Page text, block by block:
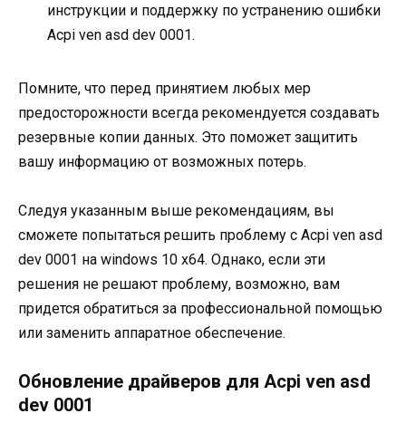
инструкции и поддержку по устранению ошибки
Acpi ven asd dev 0001.
Помните, что перед принятием любых мер
предосторожности всегда рекомендуется создавать
резервные копии данных. Это поможет защитить
вашу информацию от возможных потерь.
Следуя указанным выше рекомендациям, вы
сможете попытаться решить проблему с Acpi ven asd
dev 0001 на windows 10 x64. Однако, если эти
решения не решают проблему, возможно, вам
придется обратиться за профессиональной помощью
или заменить аппаратное обеспечение.
Обновление драйверов для Acpi ven asd
dev 0001